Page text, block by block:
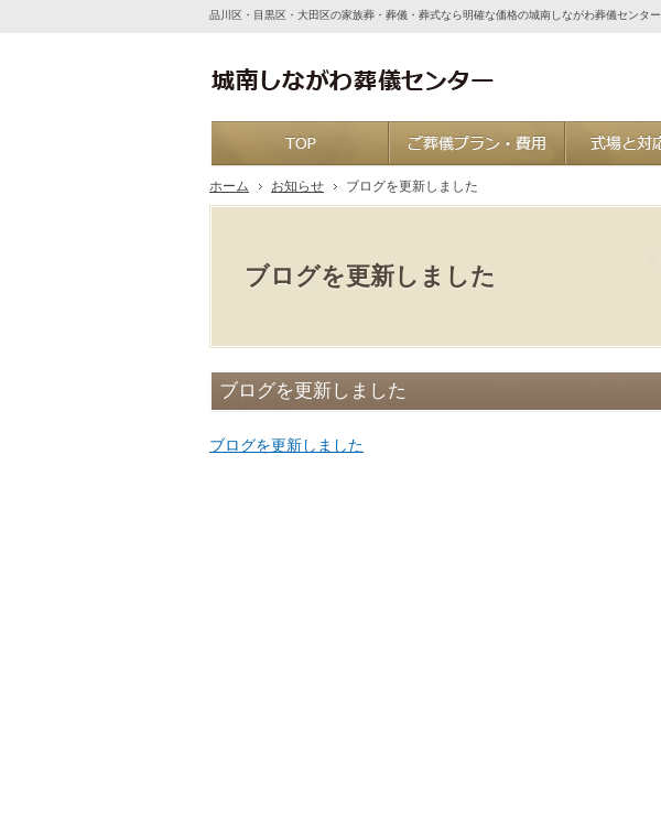
ブログを更新しました
品川区・目黒区・大田区の家族葬・葬儀・葬式なら明確な価格の城南しながわ葬儀センター
ブログを更新しました
ブログを更新しました
ホーム お知らせ ブログを更新しました